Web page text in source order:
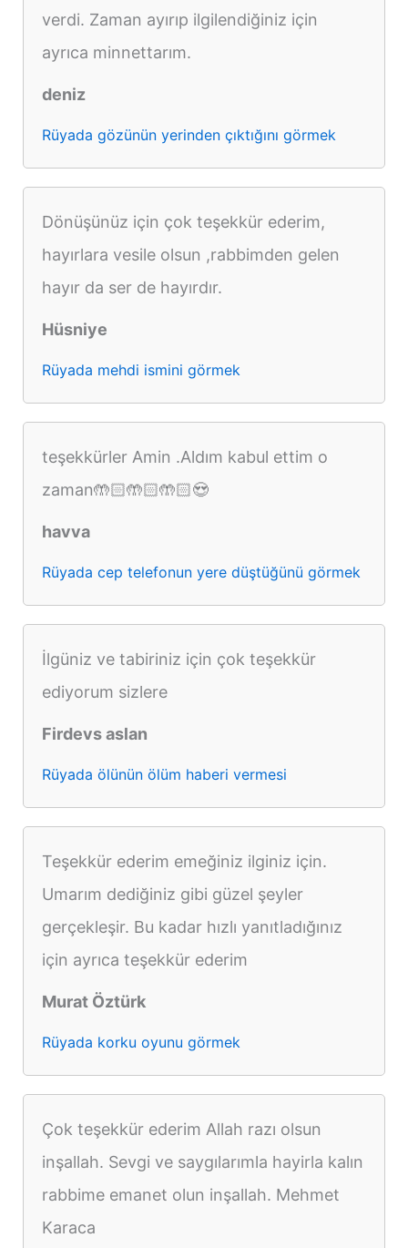
verdi. Zaman ayırıp ilgilendiğiniz için
ayrıca minnettarım.
deniz
Rüyada gözünün yerinden çıktığını görmek
Dönüşünüz için çok teşekkür ederim,
hayırlara vesile olsun ,rabbimden gelen
hayır da ser de hayırdır.
Hüsniye
Rüyada mehdi ismini görmek
teşekkürler Amin .Aldım kabul ettim o
zaman🤲🏻🤲🏻🤲🏻😍
havva
Rüyada cep telefonun yere düştüğünü görmek
İlgüniz ve tabiriniz için çok teşekkür
ediyorum sizlere
Firdevs aslan
Rüyada ölünün ölüm haberi vermesi
Teşekkür ederim emeğiniz ilginiz için.
Umarım dediğiniz gibi güzel şeyler
gerçekleşir. Bu kadar hızlı yanıtladığınız
için ayrıca teşekkür ederim
Murat Öztürk
Rüyada korku oyunu görmek
Çok teşekkür ederim Allah razı olsun
inşallah. Sevgi ve saygılarımla hayirla kalın
rabbime emanet olun inşallah. Mehmet
Karaca